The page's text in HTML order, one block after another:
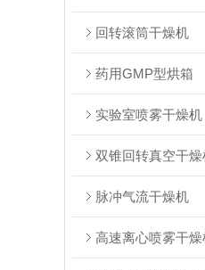
回转滚筒干燥机
药用GMP型烘箱
实验室喷雾干燥机
双锥回转真空干燥
脉冲气流干燥机
高速离心喷雾干燥